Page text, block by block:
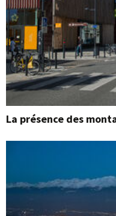
La présence des